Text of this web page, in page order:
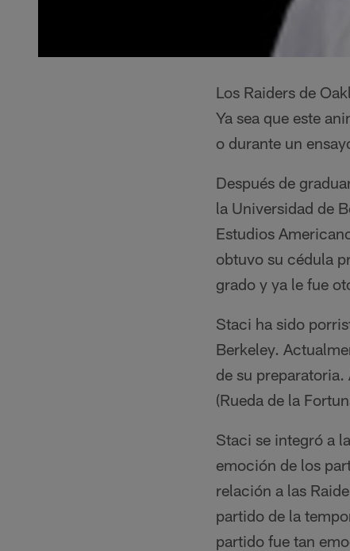
Los Raiders de
Ya sea que este
o durante un
Después de
la Universidad de
Estudios
obtuvo su cédula
grado y ya le fue
Staci ha sido
Berkeley.
de su
(Rueda de la
Staci se integró a
emoción de los
relación a las
partido de la
partido fue tan